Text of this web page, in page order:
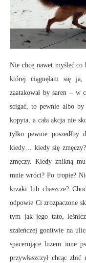
Nie chcę nawet myśleć
której ciągnęłam się
zaatakował by saren – w
ścigać, to pewnie albo by
kopyta, a cała akcja nie
tylko pewnie
kiedy… kiedy się
zmęczy. Kiedy znikną
mnie wróci? Po tropie?
krzaki lub chaszcze?
odpowie Ci zrozpaczone
tym jak jego tato,
szaleńczej gonitwie na
spacerujące luzem inne
przywłaszczył chcąc